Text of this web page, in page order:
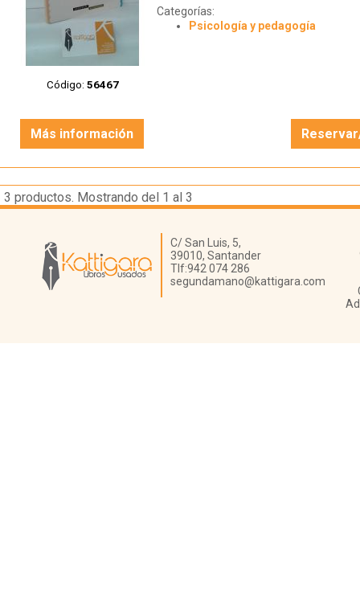
Código: 56467
Categorías:
Psicología y pedagogía
Más información
3 productos. Mostrando del 1 al 3
Librería Kattigara
C/ San Luis, 5,
39010, Santander
Tlf:942 074 286
segundamano@kattigara.com